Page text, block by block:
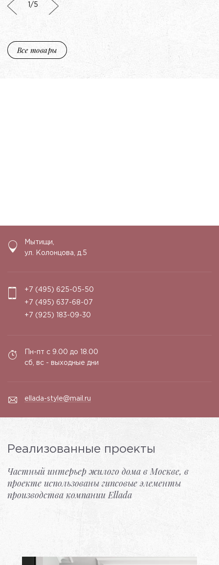
Все товары
/5
Мытищи
ул. Колонцова, д.5
+7 (495) 625-05-50
+7 (495) 637-68-07
+7 (925) 183-09-30
Пн-пт с 9.00 до 18.00
сб, вс - выходные дни
ellada-style@mail.ru
Реализованные проекты
Частный интерьер жилого дома в Москве, в
проекте использованы гипсовые элементы
производства компании Ellada